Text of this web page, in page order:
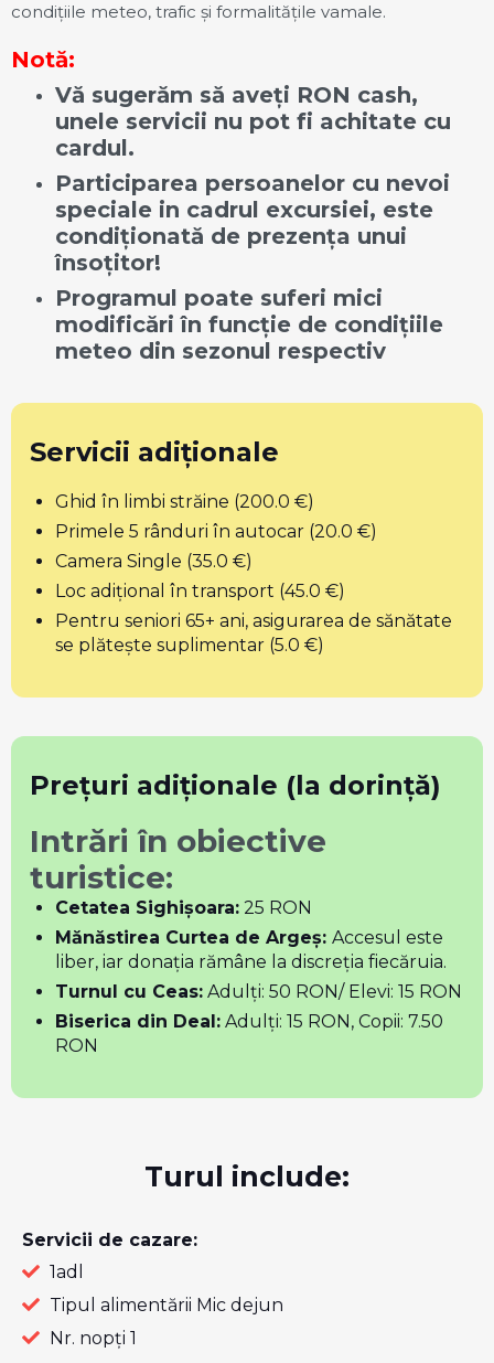
condițiile meteo, trafic și formalitățile vamale.
Notă:
Vă sugerăm să aveți RON cash,
unele servicii nu pot fi achitate cu
cardul.
Participarea persoanelor cu nevoi
speciale in cadrul excursiei, este
condiționată de prezența unui
însoțitor!
Programul poate suferi mici
modificări în funcție de condițiile
meteo din sezonul respectiv
Servicii adiționale
Ghid în limbi străine (200.0 €)
Primele 5 rânduri în autocar (20.0 €)
Camera Single (35.0 €)
Loc adițional în transport (45.0 €)
Pentru seniori 65+ ani, asigurarea de sănătate
se plătește suplimentar (5.0 €)
Prețuri adiționale (la dorință)
Intrări în obiective
turistice:
Cetatea Sighișoara: 25 RON
Mănăstirea Curtea de Argeș: Accesul este
liber, iar donația rămâne la discreția fiecăruia.
Turnul cu Ceas: Adulți: 50 RON/ Elevi: 15 RON
Biserica din Deal: Adulți: 15 RON, Copii: 7.50
RON
Turul include:
Servicii de cazare:
1adl
Tipul alimentării Mic dejun
Nr. nopți 1